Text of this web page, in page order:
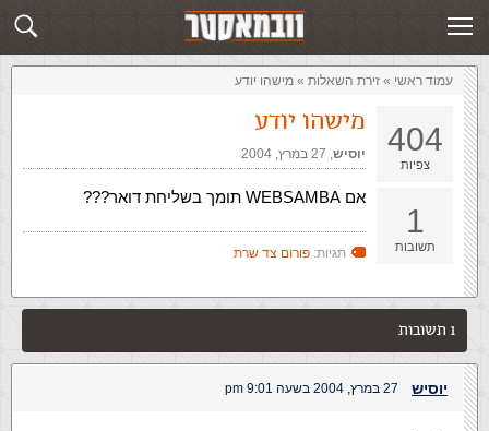
שלח תשובה זירת השאלות
עמוד ראשי » ‏זירת השאלות‏ » מישהו יודע
404
צפיות
1
תשובות
מישהו יודע
יוסיש,‏ 27 במרץ, 2004
אם WEBSAMBA תומך בשליחת דואר???
תגיות: פורום צד שרת
1 תשובות
יוסיש 27 במרץ, 2004 בשעה 9:01 pm